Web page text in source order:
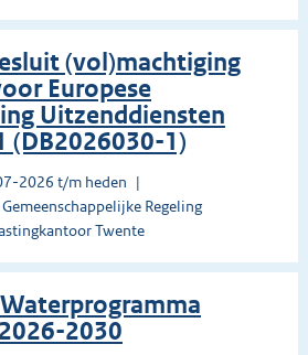
(vol)machtiging
Europese
Uitzenddiensten
(DB2026030-1)
2026 t/m heden
Regeling
Twente
2030